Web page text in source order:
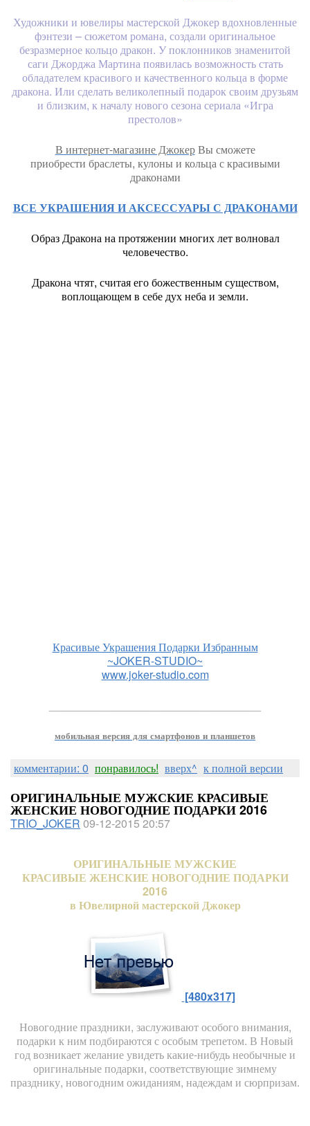
Художники и ювелиры мастерской Джокер вдохновленные
фэнтези – сюжетом романа, создали оригинальное
безразмерное кольцо дракон. У поклонников знаменитой
саги Джорджа Мартина появилась возможность стать
обладателем красивого и качественного кольца в форме
дракона. Или сделать великолепный подарок своим друзьям
и близким, к началу нового сезона сериала «Игра
престолов»
В интернет-магазине ДжокерВы сможете
приобрести браслеты, кулоны и кольца с красивыми
драконами
ВСЕ УКРАШЕНИЯ И АКСЕССУАРЫ С ДРАКОНАМИ
Образ Дракона на протяжении многих лет волновал
человечество.
Дракона чтят, считая его божественным существом,
воплощающем в себе дух неба и земли.
Красивые Украшения Подарки Избранным
~JOKER-STUDIO~
www.joker-studio.com
мобильная версия для смартфонов и планшетов
комментарии: 0 понравилось! вверх^ к полной версии
ОРИГИНАЛЬНЫЕ МУЖСКИЕ КРАСИВЫЕ
ЖЕНСКИЕ НОВОГОДНИЕ ПОДАРКИ 2016
TRIO_JOKER 09-12-2015 20:57
ОРИГИНАЛЬНЫЕ МУЖСКИЕ
КРАСИВЫЕ ЖЕНСКИЕ НОВОГОДНИЕ ПОДАРКИ
2016
в Ювелирной мастерской Джокер
[480x317]
Новогодние праздники, заслуживают особого внимания,
подарки к ним подбираются с особым трепетом. В Новый
год возникает желание увидеть какие-нибудь необычные и
оригинальные подарки, соответствующие зимнему
празднику, новогодним ожиданиям, надеждам и сюрпризам.